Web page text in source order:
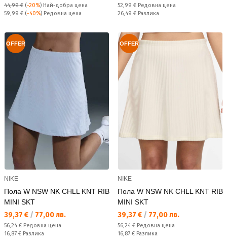
44,99 € (-20%) Най-добра цена
Редовна цена:
59,99 € (-40%) Редовна цена
Редовна цена:
52,99 € Редовна цена
Спестявате:
26,49 € Разлика
OFFER
NIKE
Пола W NSW NK CHLL KNT RIB
MINI SKT
Текуща цена:
39,37 € / 77,00 лв.
Редовна цена:
56,24 € Редовна цена
Спестявате:
16,87 € Разлика
OFFER
NIKE
Пола W NSW NK CHLL KNT RIB
MINI SKT
Текуща цена:
39,37 € / 77,00 лв.
Редовна цена:
56,24 € Редовна цена
Спестявате:
16,87 € Разлика